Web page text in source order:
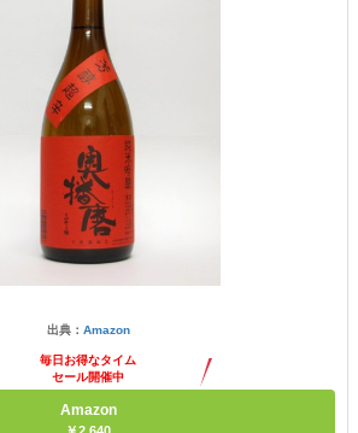
出典： Amazon
毎日お得なタイム
セール開催中
Amazon